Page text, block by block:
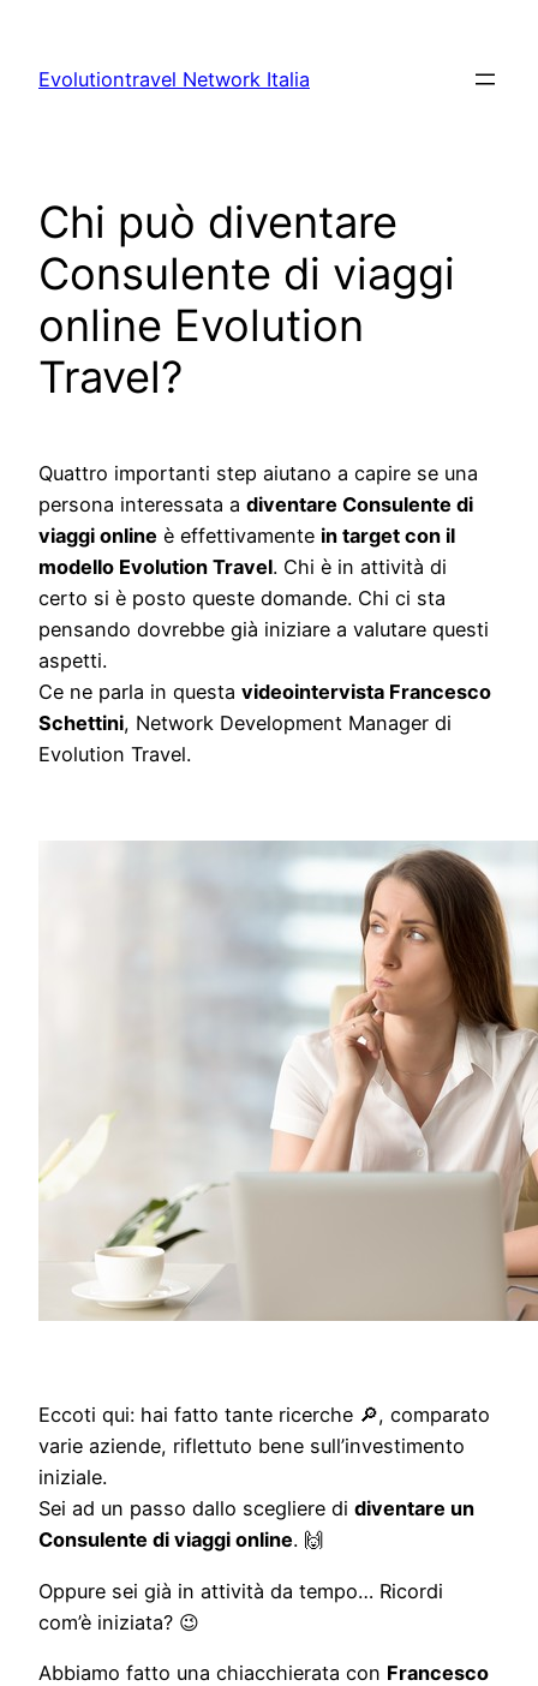
contenuto
Evolutiontravel Network Italia
Chi può diventare
Consulente di viaggi
online Evolution
Travel?
Quattro importanti step aiutano a capire se una
persona interessata a diventare Consulente di
viaggi online è effettivamente in target con il
modello Evolution Travel. Chi è in attività di
certo si è posto queste domande. Chi ci sta
pensando dovrebbe già iniziare a valutare questi
aspetti.
Ce ne parla in questa videointervista Francesco
Schettini, Network Development Manager di
Evolution Travel.
Eccoti qui: hai fatto tante ricerche 🔎, comparato
varie aziende, riflettuto bene sull’investimento
iniziale.
Sei ad un passo dallo scegliere di diventare un
Consulente di viaggi online. 🙌
Oppure sei già in attività da tempo… Ricordi
com’è iniziata? 😉
Abbiamo fatto una chiacchierata con Francesco